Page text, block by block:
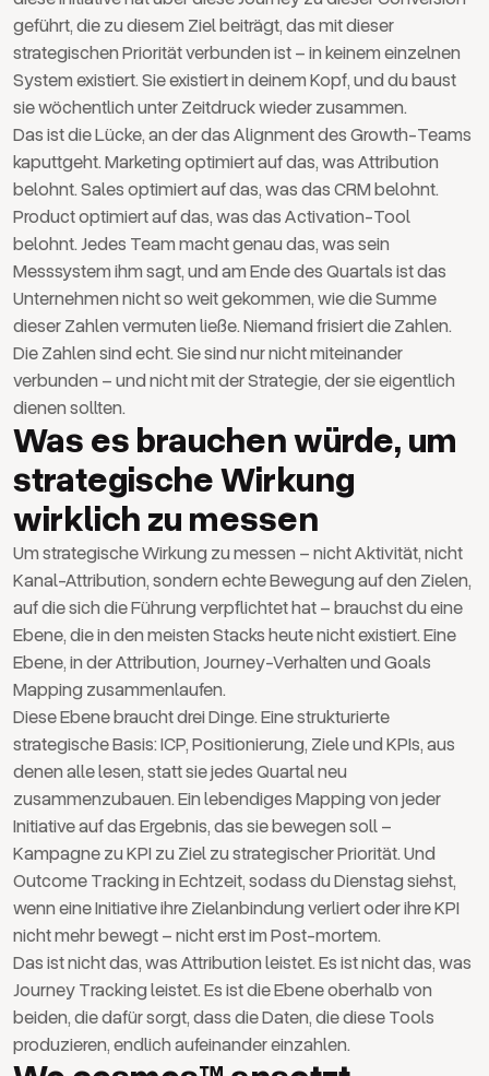
geführt, die zu diesem Ziel beiträgt, das mit dieser
strategischen Priorität verbunden ist – in keinem einzelnen
System existiert. Sie existiert in deinem Kopf, und du baust
sie wöchentlich unter Zeitdruck wieder zusammen.
Das ist die Lücke, an der das Alignment des Growth-Teams
kaputtgeht. Marketing optimiert auf das, was Attribution
belohnt. Sales optimiert auf das, was das CRM belohnt.
Product optimiert auf das, was das Activation-Tool
belohnt. Jedes Team macht genau das, was sein
Messsystem ihm sagt, und am Ende des Quartals ist das
Unternehmen nicht so weit gekommen, wie die Summe
dieser Zahlen vermuten ließe. Niemand frisiert die Zahlen.
Die Zahlen sind echt. Sie sind nur nicht miteinander
verbunden – und nicht mit der Strategie, der sie eigentlich
dienen sollten.
Was es brauchen würde, um
strategische Wirkung
wirklich zu messen
Um strategische Wirkung zu messen – nicht Aktivität, nicht
Kanal-Attribution, sondern echte Bewegung auf den Zielen,
auf die sich die Führung verpflichtet hat – brauchst du eine
Ebene, die in den meisten Stacks heute nicht existiert. Eine
Ebene, in der Attribution, Journey-Verhalten und Goals
Mapping zusammenlaufen.
Diese Ebene braucht drei Dinge. Eine strukturierte
strategische Basis: ICP, Positionierung, Ziele und KPIs, aus
denen alle lesen, statt sie jedes Quartal neu
zusammenzubauen. Ein lebendiges Mapping von jeder
Initiative auf das Ergebnis, das sie bewegen soll –
Kampagne zu KPI zu Ziel zu strategischer Priorität. Und
Outcome Tracking in Echtzeit, sodass du Dienstag siehst,
wenn eine Initiative ihre Zielanbindung verliert oder ihre KPI
nicht mehr bewegt – nicht erst im Post-mortem.
Das ist nicht das, was Attribution leistet. Es ist nicht das, was
Journey Tracking leistet. Es ist die Ebene oberhalb von
beiden, die dafür sorgt, dass die Daten, die diese Tools
produzieren, endlich aufeinander einzahlen.